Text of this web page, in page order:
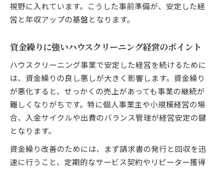
視野に入れています。こうした事前準備が、安定した経
営と年収アップの基盤となります。
資金繰りに強いハウスクリーニング経営のポイント
ハウスクリーニング事業で安定した経営を続けるために
は、資金繰りの良し悪しが大きく影響します。資金繰り
が悪化すると、せっかくの売上があっても事業の継続が
難しくなりがちです。特に個人事業主や小規模経営の場
合、入金サイクルや出費のバランス管理が経営安定の鍵
となります。
資金繰り改善のためには、まず請求書の発行と回収を迅
速に行うこと、定期的なサービス契約やリピーター獲得